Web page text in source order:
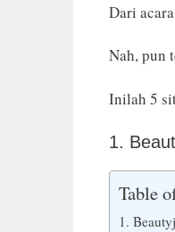
Dari
Nah, pun
Inilah 5
1.
Table
1.